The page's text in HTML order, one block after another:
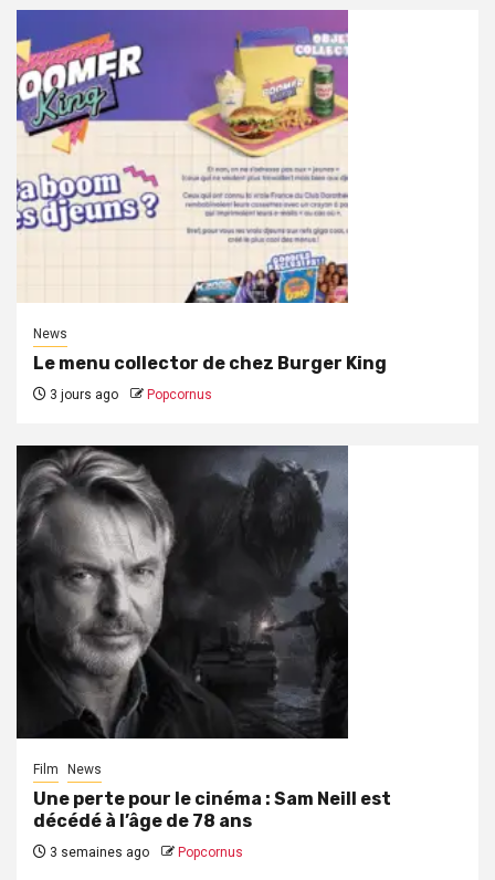
News
Le menu collector de chez Burger King
3 jours ago Popcornus
Film News
Une perte pour le cinéma : Sam Neill est
décédé à l’âge de 78 ans
3 semaines ago Popcornus